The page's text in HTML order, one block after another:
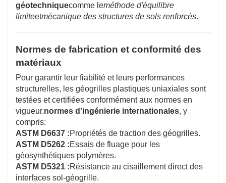
géotechniquecomme leméthode d'équilibre
limiteetmécanique des structures de sols renforcés.
Normes de fabrication et conformité des
matériaux
Pour garantir leur fiabilité et leurs performances
structurelles, les géogrilles plastiques uniaxiales sont
testées et certifiées conformément aux normes en
vigueur.normes d'ingénierie internationales, y
compris:
ASTM D6637 :Propriétés de traction des géogrilles.
ASTM D5262 :Essais de fluage pour les
géosynthétiques polymères.
ASTM D5321 :Résistance au cisaillement direct des
interfaces sol-géogrille.